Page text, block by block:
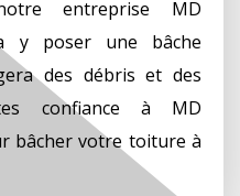
entreprise MD
y poser une bâche
des débris et des
confiance à MD
bâcher votre toiture à